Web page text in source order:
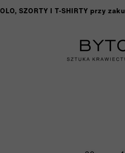
SZORTY I T-SHIRTY przy